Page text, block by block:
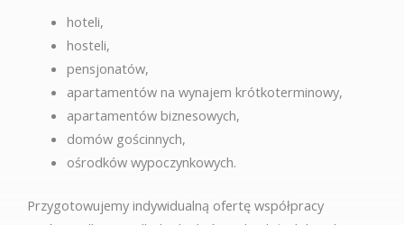
hoteli,
hosteli,
pensjonatów,
apartamentów na wynajem krótkoterminowy,
apartamentów biznesowych,
domów gościnnych,
ośrodków wypoczynkowych.
Przygotowujemy indywidualną ofertę współpracy